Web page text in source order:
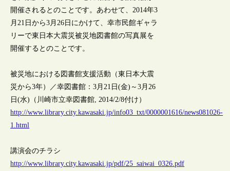
開催されるとのことです。あわせて、2014年3
月21日から3月26日にかけて、幸市民館ギャラ
リーで東日本大震災被災地図書館の写真展を
開催するとのことです。
被災地における図書館支援活動（東日本大震
災から3年）／幸図書館：3月21日(金)～3月26
日(水)（川崎市立幸図書館, 2014/2/8付け）
http://www.library.city.kawasaki.jp/info03_txt/0000001616/news081026-
1.html
講演会のチラシ
http://www.library.city.kawasaki.jp/pdf/25_saiwai_0326.pdf